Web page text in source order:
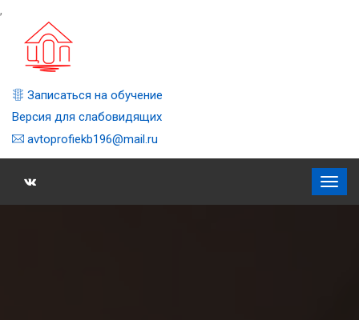
,
Записаться на обучение
Версия для слабовидящих
avtoprofiekb196@mail.ru